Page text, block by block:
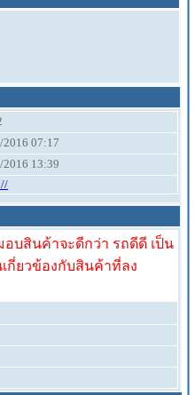
2016 07:17
2016 13:39
บสินค้าจะดีกว่า รถดีดี เป็น
กี่ยวข้องกับสินค้าที่ลง